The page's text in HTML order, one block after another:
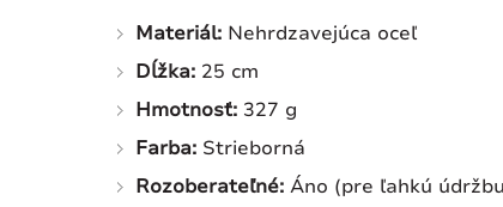
Materiál: Nehrdzavejúca oceľ
Dĺžka: 25 cm
Hmotnosť: 327 g
Farba: Strieborná
Rozoberateľné: Áno (pre ľahkú